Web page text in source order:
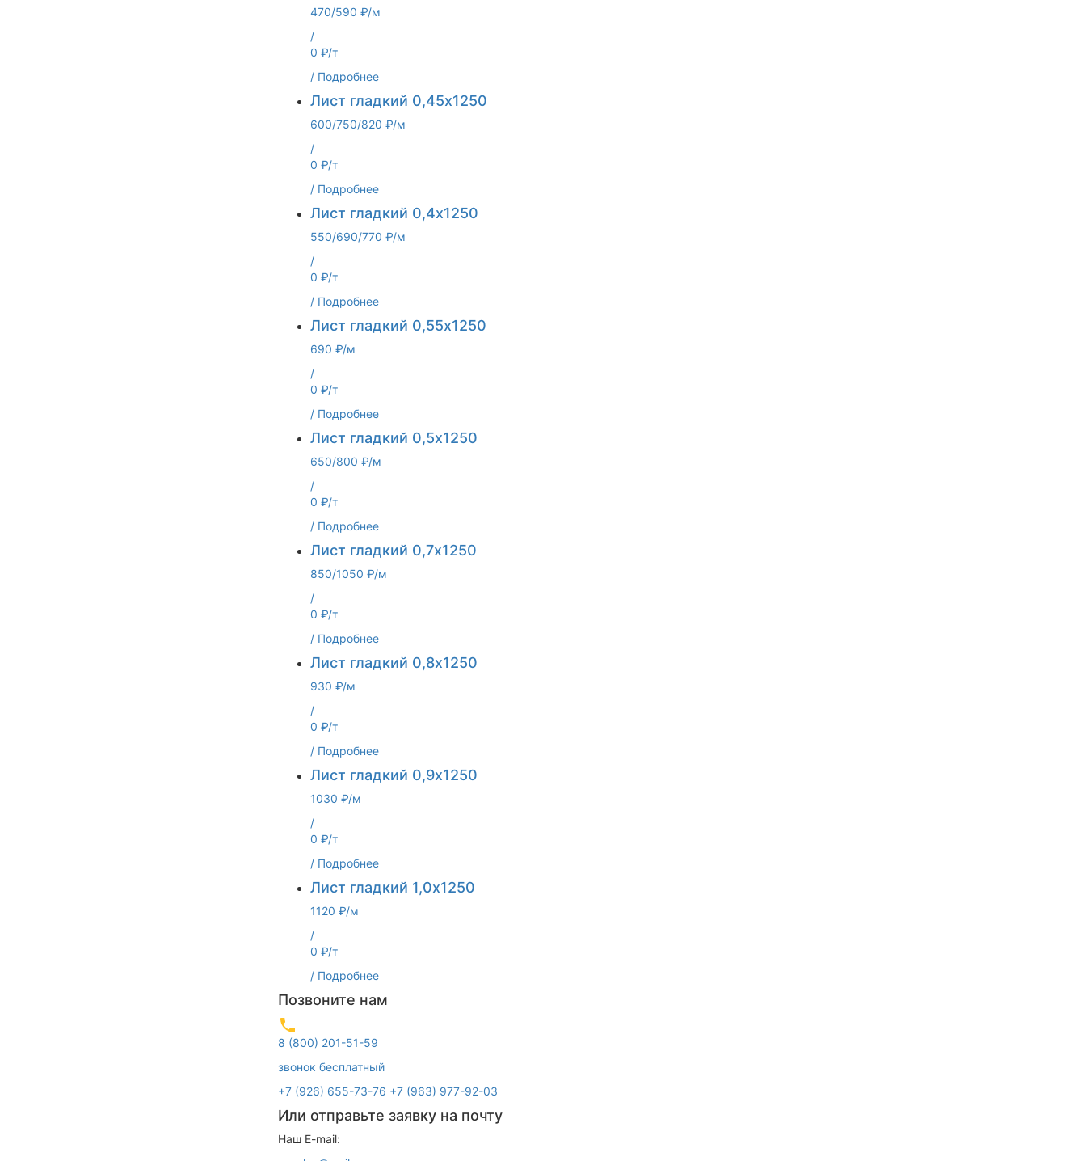
470/590 ₽/м
/
0 ₽/т
/ Подробнее
Лист гладкий 0,45х1250
600/750/820 ₽/м
/
0 ₽/т
/ Подробнее
Лист гладкий 0,4х1250
550/690/770 ₽/м
/
0 ₽/т
/ Подробнее
Лист гладкий 0,55х1250
690 ₽/м
/
0 ₽/т
/ Подробнее
Лист гладкий 0,5х1250
650/800 ₽/м
/
0 ₽/т
/ Подробнее
Лист гладкий 0,7х1250
850/1050 ₽/м
/
0 ₽/т
/ Подробнее
Лист гладкий 0,8х1250
930 ₽/м
/
0 ₽/т
/ Подробнее
Лист гладкий 0,9х1250
1030 ₽/м
/
0 ₽/т
/ Подробнее
Лист гладкий 1,0х1250
1120 ₽/м
/
0 ₽/т
/ Подробнее
Позвоните нам
8 (800) 201-51-59
звонок бесплатный
+7 (926) 655-73-76 +7 (963) 977-92-03
Или отправьте заявку на почту
Наш E-mail: